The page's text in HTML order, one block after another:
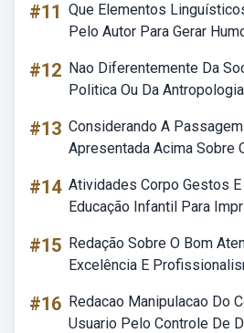
#11 Que Elementos
Pelo Autor Para Gerar
#12 Nao Diferentemente Da
Politica Ou Da Antropologia
#13 Considerando A
Apresentada Acima Sobre
#14 Atividades Corpo Gestos
Educação Infantil Para
#15 Redação Sobre O Bom
Excelência E
#16 Redacao Manipulacao Do
Usuario Pelo Controle De